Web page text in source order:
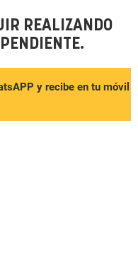
REALIZANDO
y recibe en tu móvil